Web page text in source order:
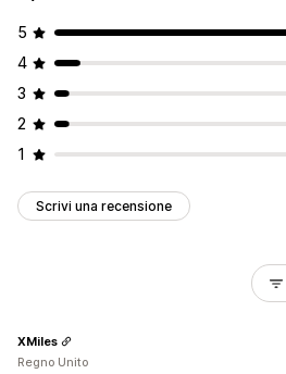
5
4
3
2
1
Scrivi una recensione
XMiles
Regno Unito